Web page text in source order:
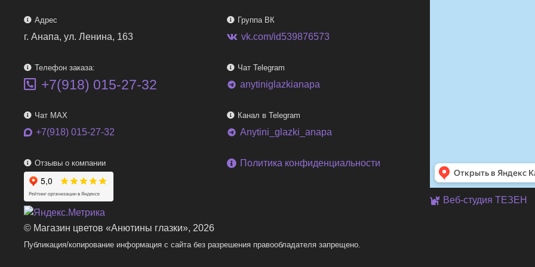
Адрес
г. Анапа, ул. Ленина, 163
Телефон заказа:
+7(918) 015-27-32
Чат MAX
+7(918) 015-27-32
Отзывы о компании
Группа ВК
vk.com/id539876573
Чат Telegram
telegram anytiniglazkianapa
Канал в Telegram
telegram Anytini_glazki_anapa
Политика конфиденциальности
Веб-студия ТЕЗЕН
© Магазин цветов «Анютины глазки», 2026
Публикация/копирование информация с сайта без разрешения правообладателя запрещено.